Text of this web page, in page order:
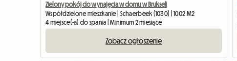
Zielony pokój do wynajęcia w domu w Brukseli
Współdzielone mieszkanie | Schaerbeek (1030) | 1002 M2
4 miejsce(-a) do spania | Minimum 2 miesiące
Zobacz ogłoszenie